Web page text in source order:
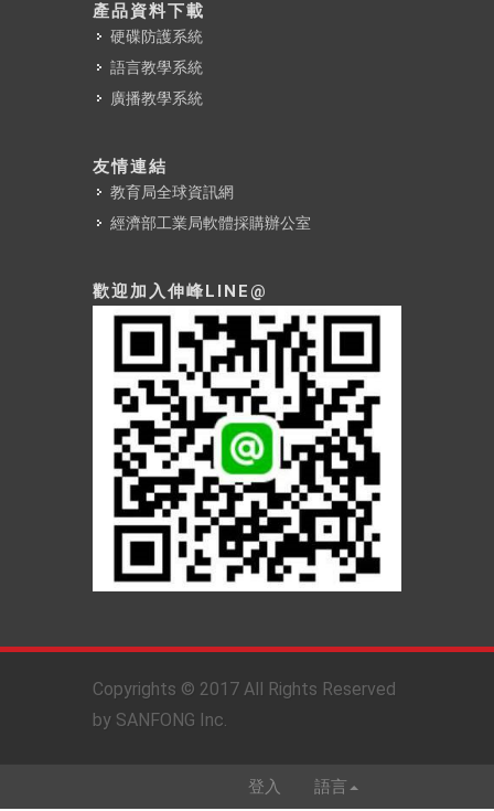
產品資料下載
硬碟防護系統
語言教學系統
廣播教學系統
友情連結
教育局全球資訊網
經濟部工業局軟體採購辦公室
歡迎加入伸峰LINE@
Copyrights © 2017 All Rights Reserved
by SANFONG Inc.
登入 語言